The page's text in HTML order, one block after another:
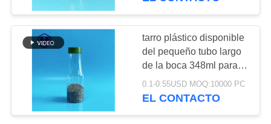
RECORRIDO
FÁBRICA
Tarro plástico de la
especia
40
tarro plástico disponible
del pequeño tubo largo
de la boca 348ml para
los dulces FSSC
0.1-0.55USD MOQ:10000 PC
EL CONTACTO